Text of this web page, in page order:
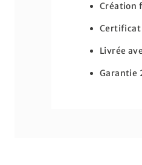
Création
Certificat
Livrée
Garantie